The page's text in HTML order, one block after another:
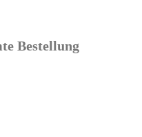
Bestellung